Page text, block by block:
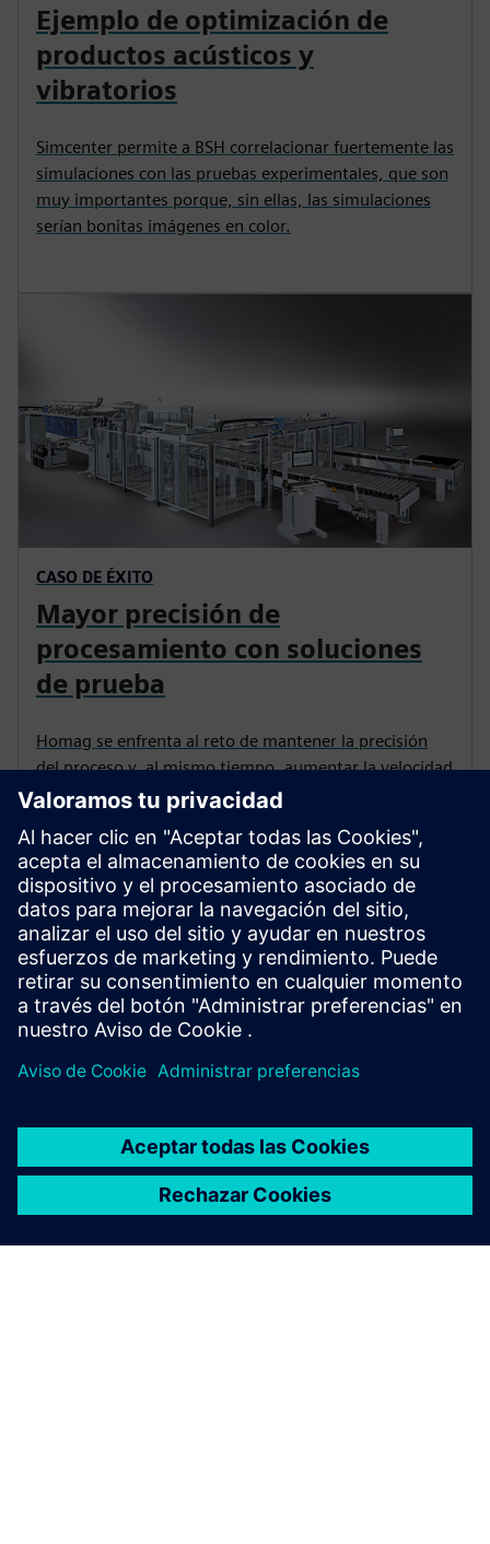
Ejemplo de optimización de
productos acústicos y
vibratorios
Simcenter permite a BSH correlacionar fuertemente las
simulaciones con las pruebas experimentales, que son
muy importantes porque, sin ellas, las simulaciones
serían bonitas imágenes en color.
CASO DE ÉXITO
Mayor precisión de
procesamiento con soluciones
de prueba
Homag se enfrenta al reto de mantener la precisión
del proceso y, al mismo tiempo, aumentar la velocidad
de producción. Con nuestra ayuda a través de
soluciones de análisis y pruebas modales, Homag
identifica los problemas de ruido y vibraciones para
optimizar sus máquinas.